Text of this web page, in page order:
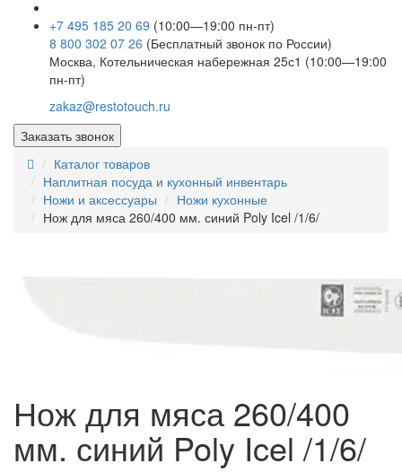
+7 495 185 20 69 (10:00—19:00 пн-пт)
8 800 302 07 26 (Бесплатный звонок по России)
Москва, Котельническая набережная 25с1 (10:00—19:00
пн-пт)
zakaz@restotouch.ru
Заказать звонок
Каталог товаров
Наплитная посуда и кухонный инвентарь
Ножи и аксессуары
Ножи кухонные
Нож для мяса 260/400 мм. синий Poly Icel /1/6/
Нож для мяса 260/400
мм. синий Poly Icel /1/6/